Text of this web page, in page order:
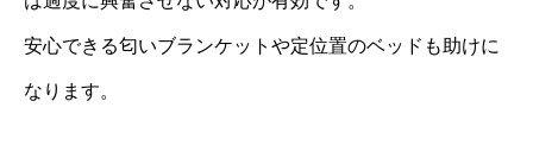
安心できる匂いブランケットや定位置のベッドも助けに
なります。